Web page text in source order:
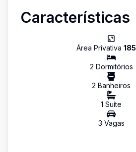
Características
Área Privativa 185
2 Dormitórios
2 Banheiros
1 Suíte
3 Vagas